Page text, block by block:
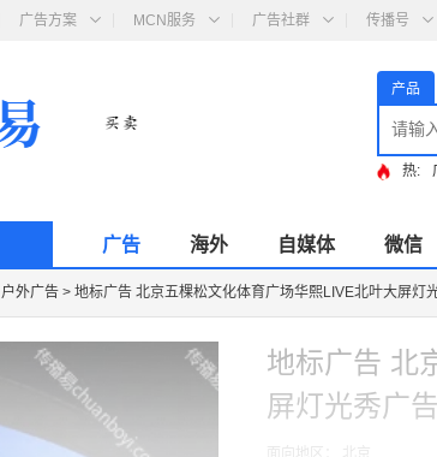
广告方案 MCN服务 广告社群 传播号
产品
热:
广告 海外 自媒体 微信
户外广告 > 地标广告 北京五棵松文化体育广场华熙LIVE北叶大屏灯
地标广告 北
屏灯光秀广告